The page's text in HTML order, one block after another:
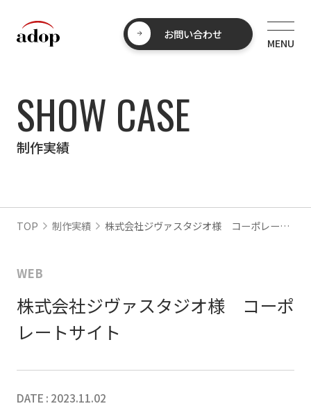
お問い合わせ
SHOW CASE
制作実績
TOP 制作実績 株式会社ジヴァスタジオ様 コーポレートサイト
WEB
株式会社ジヴァスタジオ様 コーポ
レートサイト
DATE : 2023.11.02